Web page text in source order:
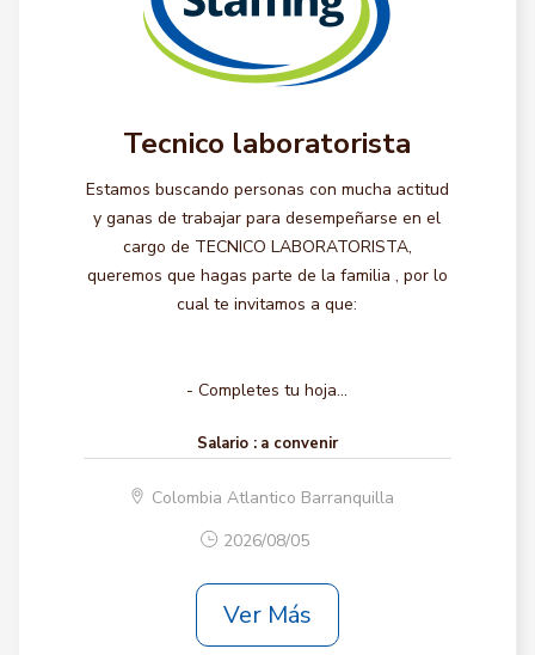
Tecnico laboratorista
Estamos buscando personas con mucha actitud
y ganas de trabajar para desempeñarse en el
cargo de TECNICO LABORATORISTA,
queremos que hagas parte de la familia , por lo
cual te invitamos a que:
- Completes tu hoja...
Salario : a convenir
Colombia Atlantico Barranquilla
2026/08/05
Ver Más